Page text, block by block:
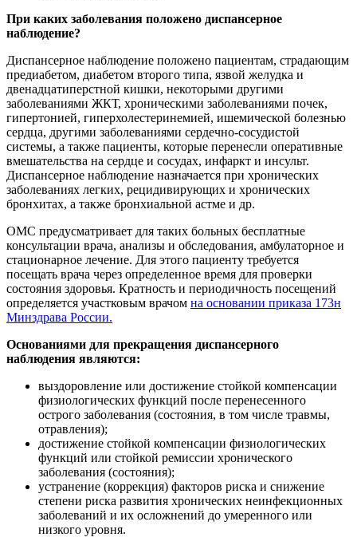
При каких заболевания положено диспансерное
наблюдение?
Диспансерное наблюдение положено пациентам, страдающим
предиабетом, диабетом второго типа, язвой желудка и
двенадцатиперстной кишки, некоторыми другими
заболеваниями ЖКТ, хроническими заболеваниями почек,
гипертонией, гиперхолестеринемией, ишемической болезнью
сердца, другими заболеваниями сердечно-сосудистой
системы, а также пациенты, которые перенесли оперативные
вмешательства на сердце и сосудах, инфаркт и инсульт.
Диспансерное наблюдение назначается при хронических
заболеваниях легких, рецидивирующих и хронических
бронхитах, а также бронхиальной астме и др.
ОМС предусматривает для таких больных бесплатные
консультации врача, анализы и обследования, амбулаторное и
стационарное лечение. Для этого пациенту требуется
посещать врача через определенное время для проверки
состояния здоровья. Кратность и периодичность посещений
определяется участковым врачом на основании приказа 173н
Минздрава России.
Основаниями для прекращения диспансерного
наблюдения являются:
выздоровление или достижение стойкой компенсации
физиологических функций после перенесенного
острого заболевания (состояния, в том числе травмы,
отравления);
достижение стойкой компенсации физиологических
функций или стойкой ремиссии хронического
заболевания (состояния);
устранение (коррекция) факторов риска и снижение
степени риска развития хронических неинфекционных
заболеваний и их осложнений до умеренного или
низкого уровня.